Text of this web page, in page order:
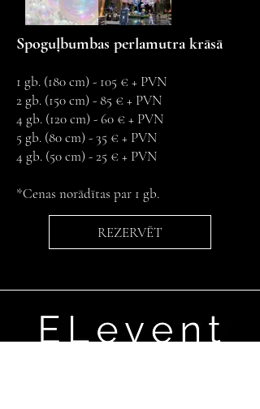
Spoguļbumbas perlamutra krāsā
1 gb. (180 cm) - 105 € + PVN
2 gb. (150 cm) - 85 € + PVN
4 gb. (120 cm) - 60 € + PVN
5 gb. (80 cm) - 35 € + PVN
4 gb. (50 cm) - 25 € + PVN
*Cenas norādītas par 1 gb.
REZERVĒT